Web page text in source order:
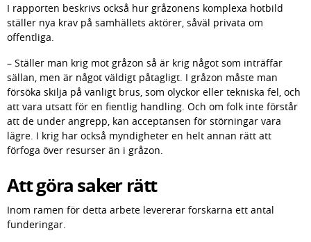
I rapporten beskrivs också hur gråzonens komplexa hotbild
ställer nya krav på samhällets aktörer, såväl privata om
offentliga.
– Ställer man krig mot gråzon så är krig något som inträffar
sällan, men är något väldigt påtagligt. I gråzon måste man
försöka skilja på vanligt brus, som olyckor eller tekniska fel, och
att vara utsatt för en fientlig handling. Och om folk inte förstår
att de under angrepp, kan acceptansen för störningar vara
lägre. I krig har också myndigheter en helt annan rätt att
förfoga över resurser än i gråzon.
Att göra saker rätt
Inom ramen för detta arbete levererar forskarna ett antal
funderingar.